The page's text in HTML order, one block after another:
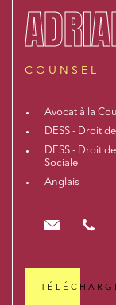
COUNSEL
Avocat à la
DESS - Droit
DESS - Droit
Sociale
Anglais